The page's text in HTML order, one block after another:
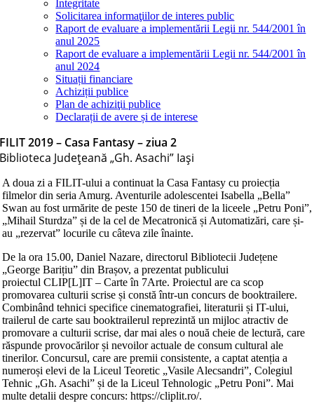
Integritate
Solicitarea informaţiilor de interes public
Raport de evaluare a implementării Legii nr. 544/2001 în
anul 2025
Raport de evaluare a implementării Legii nr. 544/2001 în
anul 2024
Situații financiare
Achiziții publice
Plan de achiziţii publice
Declarații de avere și de interese
FILIT 2019 – Casa Fantasy – ziua 2
Biblioteca Judeţeană „Gh. Asachi” Iaşi
A doua zi a FILIT-ului a continuat la Casa Fantasy cu proiecția
filmelor din seria Amurg. Aventurile adolescentei Isabella „Bella”
Swan au fost urmărite de peste 150 de tineri de la liceele „Petru Poni”,
„Mihail Sturdza” și de la cel de Mecatronică și Automatizări, care și-
au „rezervat” locurile cu câteva zile înainte.
De la ora 15.00, Daniel Nazare, directorul Bibliotecii Județene
„George Barițiu” din Brașov, a prezentat publicului
proiectul CLIP[L]IT – Carte în 7Arte. Proiectul are ca scop
promovarea culturii scrise și constă într-un concurs de booktrailere.
Combinând tehnici specifice cinematografiei, literaturii și IT-ului,
trailerul de carte sau booktrailerul reprezintă un mijloc atractiv de
promovare a culturii scrise, dar mai ales o nouă cheie de lectură, care
răspunde provocărilor și nevoilor actuale de consum cultural ale
tinerilor. Concursul, care are premii consistente, a captat atenția a
numeroși elevi de la Liceul Teoretic „Vasile Alecsandri”, Colegiul
Tehnic „Gh. Asachi” și de la Liceul Tehnologic „Petru Poni”. Mai
multe detalii despre concurs: https://cliplit.ro/.